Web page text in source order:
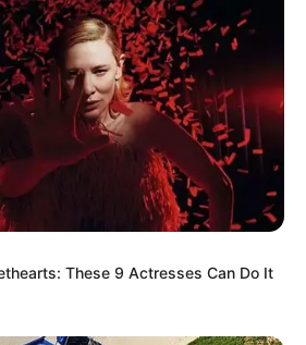
These 9 Actresses Can Do It